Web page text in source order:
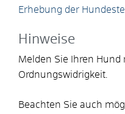
Erhebung der
Hinweise
Melden Sie Ihren Hund
Ordnungswidrigkeit.
Beachten Sie auch